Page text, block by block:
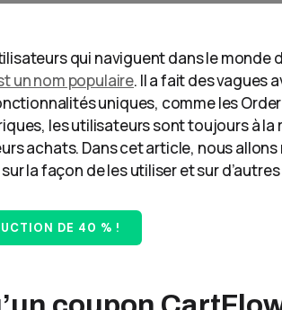
qui naviguent dans le monde
un nom populaire. Il a fait des vagues
uniques, comme les
les utilisateurs sont toujours à
achats. Dans cet article, nous
la façon de les utiliser et sur
DE 40 % !